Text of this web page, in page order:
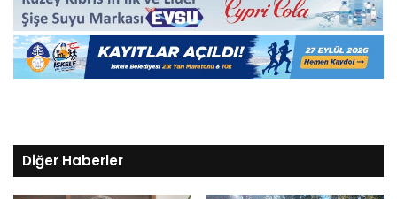
Diğer Haberler